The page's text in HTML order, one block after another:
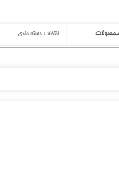
انتخاب دسته بندی